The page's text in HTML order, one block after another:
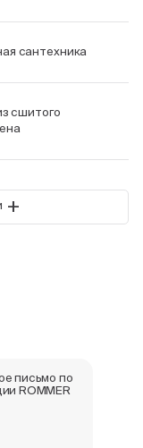
сантехника
сшитого
+
письмо по
ROMMER